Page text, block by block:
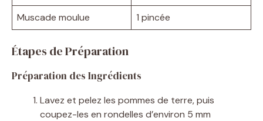
Muscade moulue
1 pincée
Étapes de Préparation
Préparation des Ingrédients
Lavez et pelez les pommes de terre, puis
coupez-les en rondelles d’environ 5 mm